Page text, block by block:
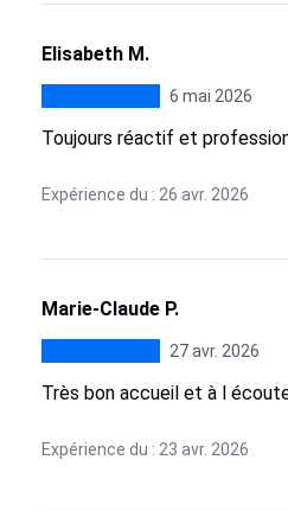
Elisabeth M.
6 mai 2026
Toujours réactif et
Expérience du : 26 avr. 2026
Marie-Claude P.
27 avr. 2026
Très bon accueil et à l
Expérience du : 23 avr. 2026